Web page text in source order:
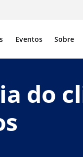
Eventos Sobre
do